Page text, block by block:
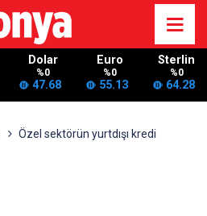
Dolar
%0
47.68
Euro
%0
55.13
Sterlin
%0
64.28
Özel sektörün yurtdışı kredi